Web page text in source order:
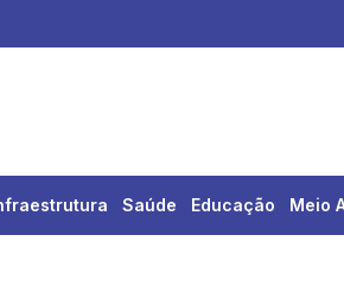
Saúde Educação Meio